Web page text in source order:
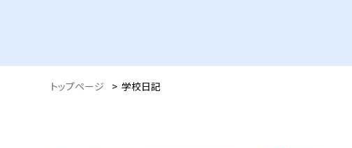
トップページ > 学校日記